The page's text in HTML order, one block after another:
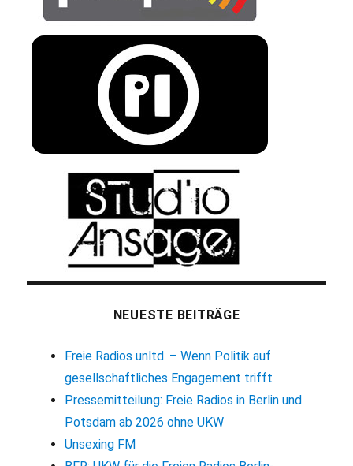
NEUESTE BEITRÄGE
Freie Radios unltd. – Wenn Politik auf
gesellschaftliches Engagement trifft
Pressemitteilung: Freie Radios in Berlin und
Potsdam ab 2026 ohne UKW
Unsexing FM